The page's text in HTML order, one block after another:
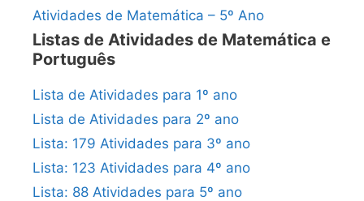
Atividades de Matemática – 5º Ano
Listas de Atividades de Matemática e
Português
Lista de Atividades para 1º ano
Lista de Atividades para 2º ano
Lista: 179 Atividades para 3º ano
Lista: 123 Atividades para 4º ano
Lista: 88 Atividades para 5º ano